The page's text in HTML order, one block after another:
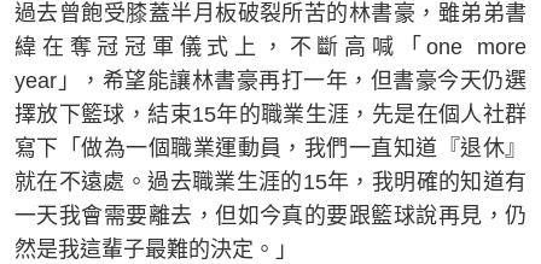
過去曾飽受膝蓋半月板破裂所苦的林書豪，雖弟弟書
緯在奪冠冠軍儀式上，不斷高喊「one more
year」，希望能讓林書豪再打一年，但書豪今天仍選
擇放下籃球，結束15年的職業生涯，先是在個人社群
寫下「做為一個職業運動員，我們一直知道『退休』
就在不遠處。過去職業生涯的15年，我明確的知道有
一天我會需要離去，但如今真的要跟籃球說再見，仍
然是我這輩子最難的決定。」